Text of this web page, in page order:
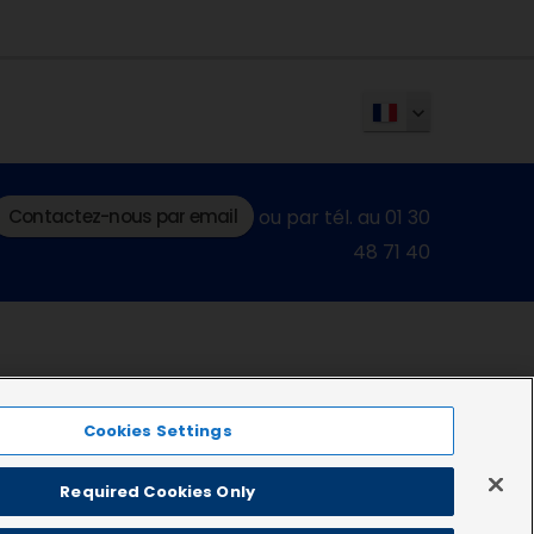
Contactez-nous par email
ou par tél. au 01 30
48 71 40
Cookies Settings
Required Cookies Only